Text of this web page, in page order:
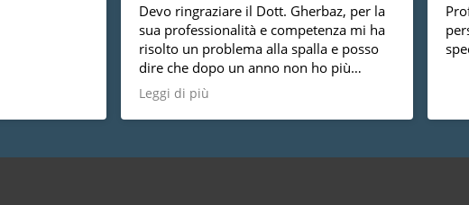
Devo ringraziare il Dott. Gherbaz, per la
sua professionalità e competenza mi ha
risolto un problema alla spalla e posso
dire che dopo un anno non ho più
nessun dolore, vorrei anche dire che è
una persona molto disponibile cosa non
da tutti.
Leggi di più